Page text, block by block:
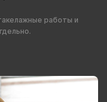
работы и